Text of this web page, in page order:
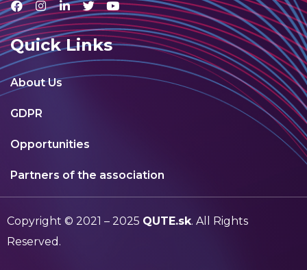
Quick Links
About Us
GDPR
Opportunities
Partners of the association
Copyright © 2021 – 2025 QUTE.sk. All Rights
Reserved.